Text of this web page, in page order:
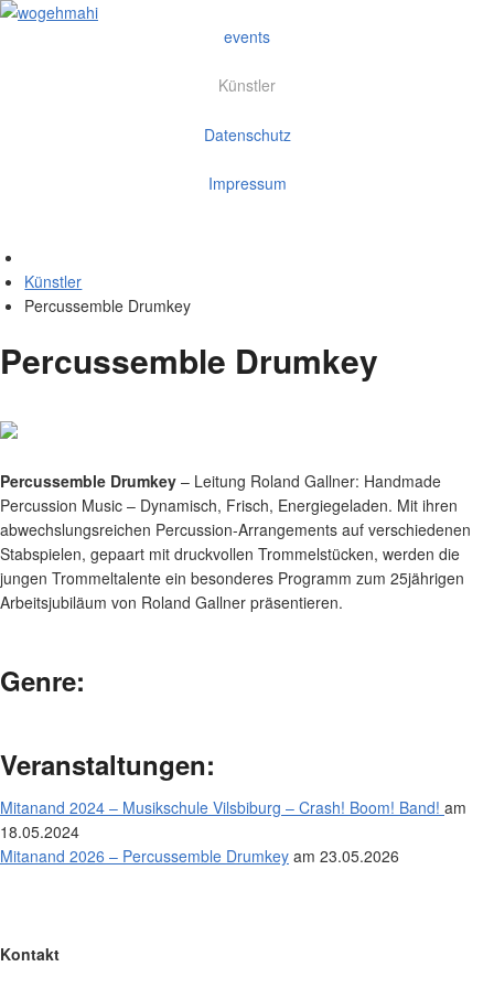
events
Künstler
Datenschutz
Impressum
Künstler
Percussemble Drumkey
Percussemble Drumkey
Percussemble Drumkey – Leitung Roland Gallner: Handmade
Percussion Music – Dynamisch, Frisch, Energiegeladen. Mit ihren
abwechslungsreichen Percussion-Arrangements auf verschiedenen
Stabspielen, gepaart mit druckvollen Trommelstücken, werden die
jungen Trommeltalente ein besonderes Programm zum 25jährigen
Arbeitsjubiläum von Roland Gallner präsentieren.
Genre:
Veranstaltungen:
Mitanand 2024 – Musikschule Vilsbiburg – Crash! Boom! Band! am
18.05.2024
Mitanand 2026 – Percussemble Drumkey am 23.05.2026
Kontakt